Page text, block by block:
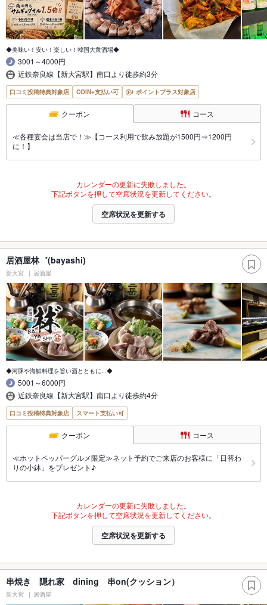
◆美味い！安い！楽しい！韓国大衆酒場◆
3001～4000円
近鉄奈良線【新大宮駅】南口より徒歩約3分
口コミ投稿特典対象店 COIN+支払い可 ポイントプラス対象店
クーポン コース
≪各種宴会は当店で！≫【コース利用で飲み放題が1500円⇒1200円
に！】
カレンダーの更新に失敗しました。
下記ボタンを押して空席状況を更新してください。
空席状況を更新する
居酒屋林゛(bayashi)
新大宮 居酒屋
◆河豚や海鮮料理を旨い酒とともに...◆
5001～6000円
近鉄奈良線【新大宮駅】南口より徒歩約4分
口コミ投稿特典対象店 スマート支払い可
クーポン コース
≪ホットペッパーグルメ限定≫ネット予約でご来店のお客様に「日替わ
りの小鉢」をプレゼント♪
カレンダーの更新に失敗しました。
下記ボタンを押して空席状況を更新してください。
空席状況を更新する
串焼き 隠れ家 dining 串on(クッション）
新大宮 居酒屋